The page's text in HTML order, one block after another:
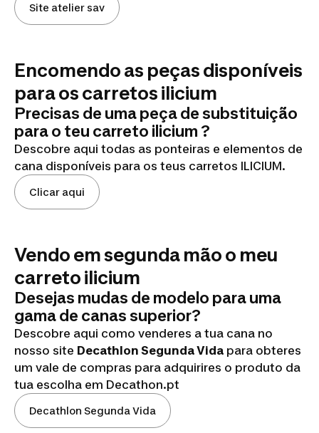
Site atelier sav
Encomendo as peças disponíveis
para os carretos ilicium
Precisas de uma peça de substituição
para o teu carreto ilicium ?
Descobre aqui todas as ponteiras e elementos de
cana disponíveis para os teus carretos ILICIUM.
Clicar aqui
Vendo em segunda mão o meu
carreto ilicium
Desejas mudas de modelo para uma
gama de canas superior?
Descobre aqui como venderes a tua cana no
nosso site Decathlon Segunda Vida para obteres
um vale de compras para adquirires o produto da
tua escolha em Decathon.pt
Decathlon Segunda Vida